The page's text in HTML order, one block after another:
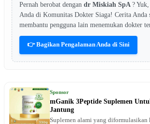
Pernah berobat dengan dr Miskiah SpA ?
Anda di Komunitas Dokter Siaga! Cerita Anda
membantu pengguna lain menemukan dokter
👉 Bagikan Pengalaman Anda di Sini
Sponsor
mGanik 3Peptide Suplemen
Jantung
Suplemen alami yang diformulasikan